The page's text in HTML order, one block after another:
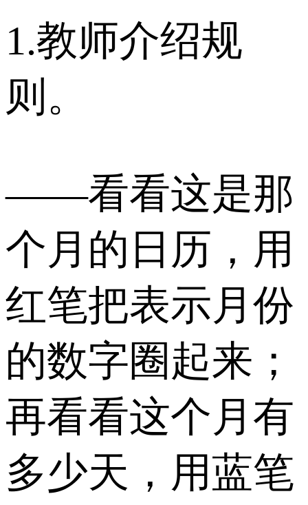
1.教师介绍规
则。
——看看这是那
个月的日历，用
红笔把表示月份
的数字圈起来；
再看看这个月有
多少天，用蓝笔